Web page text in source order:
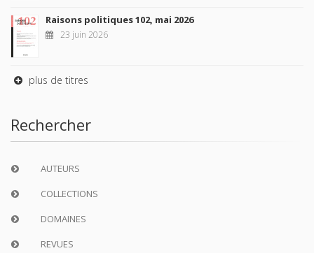
Raisons politiques 102, mai 2026
23 juin 2026
plus de titres
Rechercher
AUTEURS
COLLECTIONS
DOMAINES
REVUES